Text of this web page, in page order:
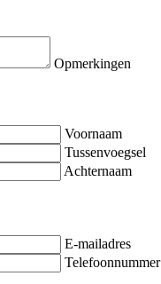
Opmerkingen
Voornaam
Tussenvoegsel
Achternaam
E-mailadres
Telefoonnummer